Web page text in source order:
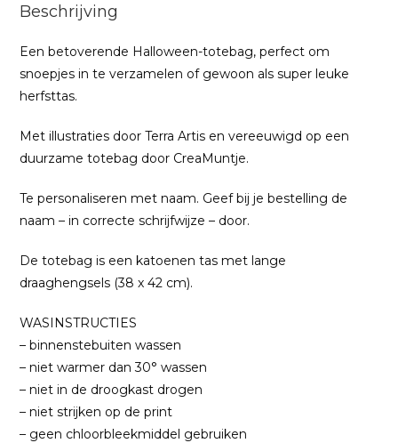
Beschrijving
Een betoverende Halloween-totebag, perfect om
snoepjes in te verzamelen of gewoon als super leuke
herfsttas.
Met illustraties door Terra Artis en vereeuwigd op een
duurzame totebag door CreaMuntje.
Te personaliseren met naam. Geef bij je bestelling de
naam – in correcte schrijfwijze – door.
De totebag is een katoenen tas met lange
draaghengsels (38 x 42 cm).
WASINSTRUCTIES
– binnenstebuiten wassen
– niet warmer dan 30° wassen
– niet in de droogkast drogen
– niet strijken op de print
– geen chloorbleekmiddel gebruiken